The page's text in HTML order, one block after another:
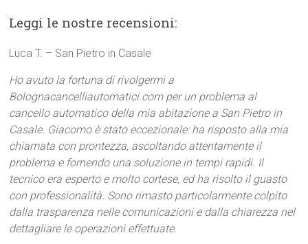
Leggi le nostre recensioni:
Luca T. – San Pietro in Casale
Ho avuto la fortuna di rivolgermi a
Bolognacancelliautomatici.com per un problema al
cancello automatico della mia abitazione a San Pietro in
Casale. Giacomo è stato eccezionale: ha risposto alla mia
chiamata con prontezza, ascoltando attentamente il
problema e fornendo una soluzione in tempi rapidi. Il
tecnico era esperto e molto cortese, ed ha risolto il guasto
con professionalità. Sono rimasto particolarmente colpito
dalla trasparenza nelle comunicazioni e dalla chiarezza nel
dettagliare le operazioni effettuate.